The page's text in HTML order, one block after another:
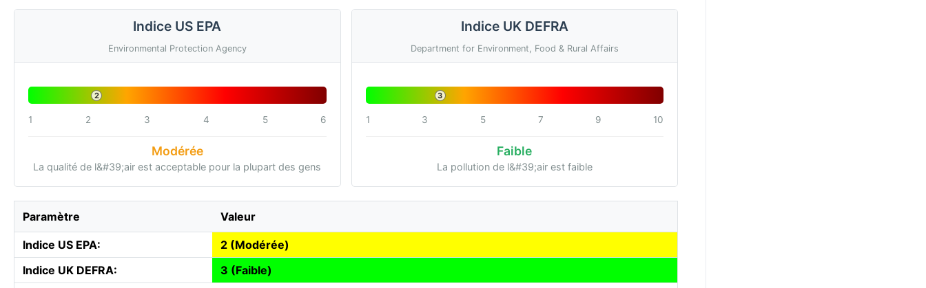
Indice US EPA
Environmental Protection Agency
2
1 2 3 4 5 6
Modérée
La qualité de l&#39;air est acceptable pour la plupart des gens
Indice UK DEFRA
Department for Environment, Food & Rural Affairs
3
1 3 5 7 9 10
Faible
La pollution de l&#39;air est faible
Paramètre Valeur
Indice US EPA:
2 (Modérée)
Indice UK DEFRA:
3 (Faible)